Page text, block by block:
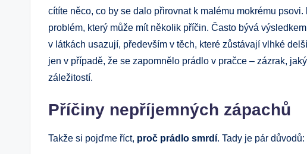
cítíte něco, co by se dalo přirovnat k malému mokrému psovi.
problém, který může mít několik příčin. Často bývá
v látkách usazují, především v těch, které zůstávají vlhké
jen v případě, že se zapomnělo prádlo v pračce – zázrak,
záležitostí.
Příčiny nepříjemných zápachů
Takže si pojďme říct, proč prádlo smrdí. Tady je pár důvodů: